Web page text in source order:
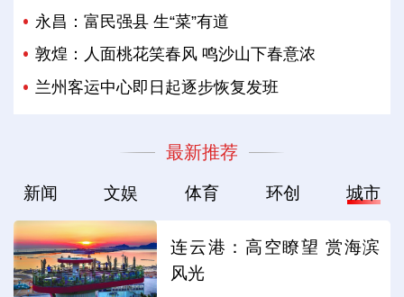
永昌：富民强县 生“菜”有道
敦煌：人面桃花笑春风 鸣沙山下春意浓
兰州客运中心即日起逐步恢复发班
最新推荐
新闻 文娱 体育 环创 城市
连云港：高空瞭望 赏海滨
风光